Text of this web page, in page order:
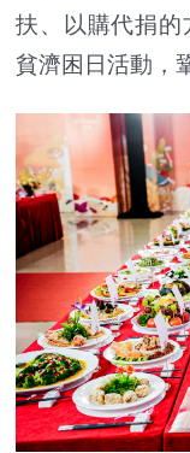
扶、以購代捐的
貧濟困日活動，